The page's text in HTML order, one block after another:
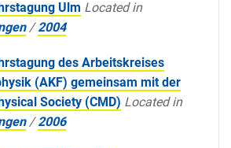
Ulm Located in
/2004
des Arbeitskreises
(AKF) gemeinsam mit der
Society (CMD) Located in
/2006